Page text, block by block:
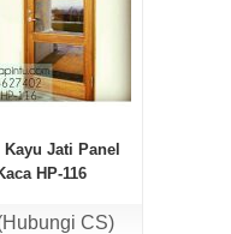
Kayu Jati Panel
HP-116
CS)